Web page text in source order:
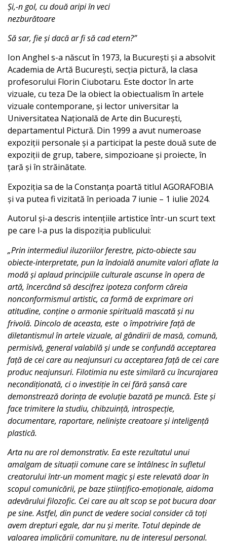
Și,-n gol, cu două aripi în veci
nezburătoare
Să sar, fie și dacă ar fi să cad etern?”
Ion Anghel s-a născut în 1973, la București și a absolvit
Academia de Artă Bucureşti, secţia pictură, la clasa
profesorului Florin Ciubotaru. Este doctor în arte
vizuale, cu teza De la obiect la obiectualism în artele
vizuale contemporane, și lector universitar la
Universitatea Națională de Arte din București,
departamentul Pictură. Din 1999 a avut numeroase
expoziții personale și a participat la peste două sute de
expoziții de grup, tabere, simpozioane și proiecte, în
țară și în străinătate.
Expoziția sa de la Constanța poartă titlul AGORAFOBIA
și va putea fi vizitată în perioada 7 iunie – 1 iulie 2024.
Autorul și-a descris intențiile artistice într-un scurt text
pe care l-a pus la dispoziția publicului:
„Prin intermediul iluzoriilor ferestre, picto-obiecte sau
obiecte-interpretate, pun la îndoială anumite valori aflate la
modă și aplaud principiile culturale ascunse în opera de
artă, încercând să descifrez ipoteza conform căreia
nonconformismul artistic, ca formă de exprimare ori
atitudine, conține o armonie spirituală mascată și nu
frivolă. Dincolo de aceasta, este o împotrivire față de
diletantismul în artele vizuale, al gândirii de masă, comună,
permisivă, general valabilă și unde se confundă acceptarea
față de cei care au neajunsuri cu acceptarea față de cei care
produc neajunsuri. Filotimia nu este similară cu încurajarea
necondiționată, ci o investiție în cei fără șansă care
demonstrează dorința de evoluție bazată pe muncă. Este și
face trimitere la studiu, chibzuință, introspecție,
documentare, raportare, neliniște creatoare și inteligență
plastică.
Arta nu are rol demonstrativ. Ea este rezultatul unui
amalgam de situații comune care se întâlnesc în sufletul
creatorului într-un moment magic și este relevată doar în
scopul comunicării, pe baze științifico-emoționale, aidoma
adevărului filozofic. Cei care au alt scop se pot bucura doar
pe sine. Astfel, din punct de vedere social consider că toți
avem drepturi egale, dar nu și merite. Totul depinde de
valoarea implicării comunitare, nu de interesul personal.